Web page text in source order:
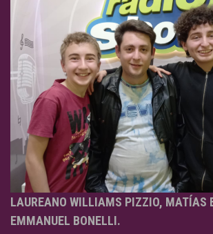
LAUREANO WILLIAMS PIZZIO, MATÍAS
EMMANUEL BONELLI.